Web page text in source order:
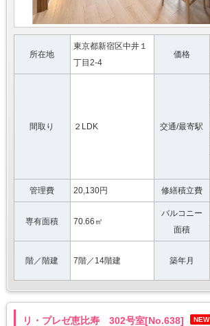
所在地
東京都新宿区中井１
丁目2-4
価格
間取り ２LDK 交通/最寄駅
管理費 20,130円 修繕積立費
専有面積 70.66㎡
バルコニー
面積
階／階建 7階／14階建 築年月
リ・プレゼ恵比寿 302号室[No.638] NEW